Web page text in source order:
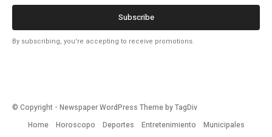
Subscribe
By subscribing, you're accepting to receive promotions.
© Copyright - Newspaper WordPress Theme by TagDiv
Home
Horoscopo Deportes Entretenimiento Municipales